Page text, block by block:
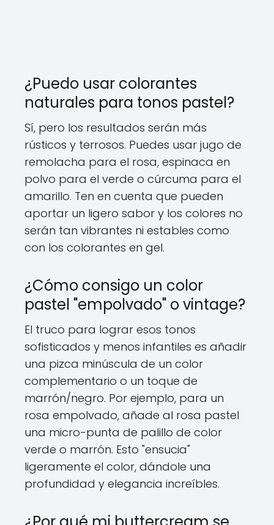
¿Puedo usar colorantes
naturales para tonos pastel?
Sí, pero los resultados serán más
rústicos y terrosos. Puedes usar jugo de
remolacha para el rosa, espinaca en
polvo para el verde o cúrcuma para el
amarillo. Ten en cuenta que pueden
aportar un ligero sabor y los colores no
serán tan vibrantes ni estables como
con los colorantes en gel.
¿Cómo consigo un color
pastel "empolvado" o vintage?
El truco para lograr esos tonos
sofisticados y menos infantiles es añadir
una pizca minúscula de un color
complementario o un toque de
marrón/negro. Por ejemplo, para un
rosa empolvado, añade al rosa pastel
una micro-punta de palillo de color
verde o marrón. Esto "ensucia"
ligeramente el color, dándole una
profundidad y elegancia increíbles.